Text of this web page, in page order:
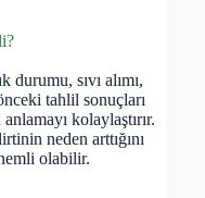
sıvı alımı,
tahlil sonuçları
kolaylaştırır.
neden arttığını
olabilir.